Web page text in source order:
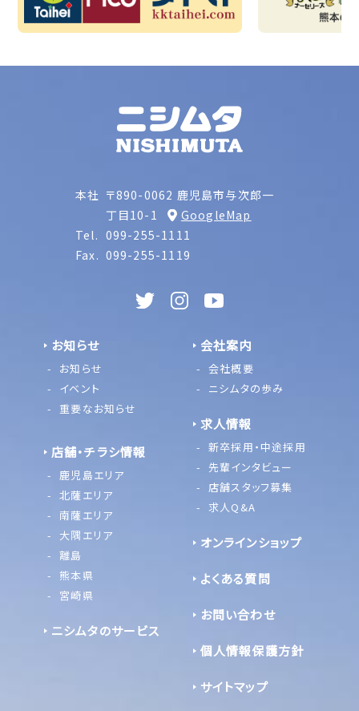
本社 〒890-0062 鹿児島市与次郎一
丁目10-1
GoogleMap
Tel. 099-255-1111
Fax. 099-255-1119
お知らせ
お知らせ
イベント
重要なお知らせ
店舗・チラシ情報
鹿児島エリア
北薩エリア
南薩エリア
大隅エリア
離島
熊本県
宮崎県
ニシムタのサービス
会社案内
会社概要
ニシムタの歩み
求人情報
新卒採用・中途採用
先輩インタビュー
店舗スタッフ募集
求人Q&A
オンラインショップ
よくある質問
お問い合わせ
個人情報保護方針
サイトマップ